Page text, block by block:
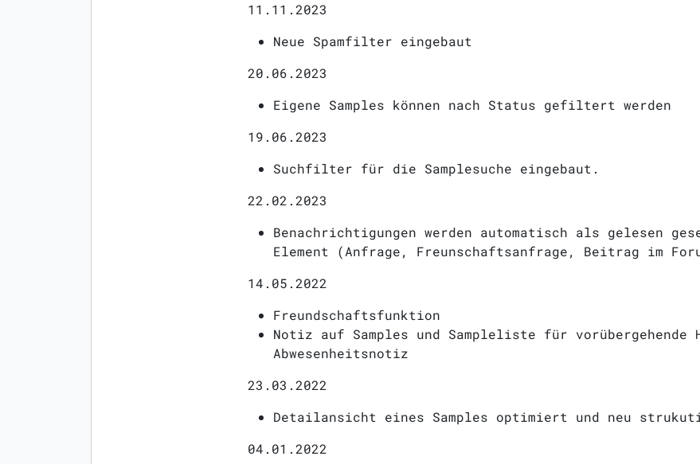
11.11.2023
Neue Spamfilter eingebaut
20.06.2023
Eigene Samples können nach Status gefiltert werden
19.06.2023
Suchfilter für die Samplesuche eingebaut.
22.02.2023
Benachrichtigungen werden automatisch als gelesen
Element (Anfrage, Freunschaftsanfrage, Beitrag im
14.05.2022
Freundschaftsfunktion
Notiz auf Samples und Sampleliste für vorübergehende
Abwesenheitsnotiz
23.03.2022
Detailansicht eines Samples optimiert und neu
04.01.2022